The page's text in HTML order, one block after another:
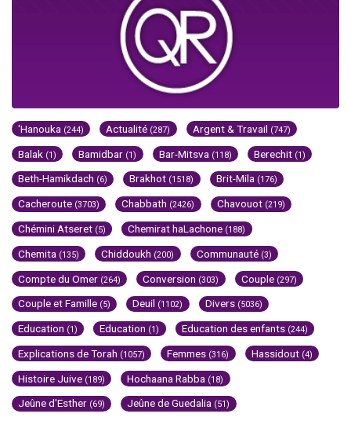
'Hanouka (244) Actualité (287) Argent & Travail (747)
Balak (1) Bamidbar (1) Bar-Mitsva (118) Berechit (1)
Beth-Hamikdach (6) Brakhot (1518) Brit-Mila (176)
Cacheroute (3703) Chabbath (2426) Chavouot (219)
Chémini Atseret (5) Chemirat haLachone (188)
Chemita (135) Chiddoukh (200) Communauté (3)
Compte du Omer (264) Conversion (303) Couple (297)
Couple et Famille (5) Deuil (1102) Divers (5036)
Education (1) Education (1) Education des enfants (244)
Explications de Torah (1057) Femmes (316) Hassidout (4)
Histoire Juive (189) Hochaana Rabba (18)
Jeûne d'Esther (69) Jeûne de Guedalia (51)